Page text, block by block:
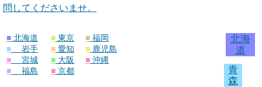
問してくださいませ。
■ 北海道
■
岩手
■
宮城
■
福島
■ 東京
■ 愛知
■ 大阪
■ 京都
■ 福岡
■ 鹿児島
■ 沖縄
北海
道
青
森